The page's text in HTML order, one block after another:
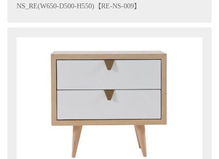
NS_RE(W650-D500-H550)【RE-NS-009】